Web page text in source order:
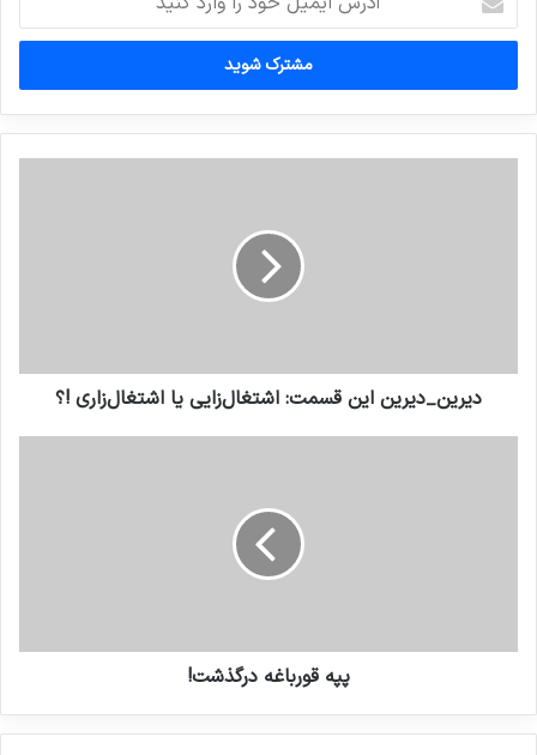
ایمیل
خود
وارد
کنید
دیرین_دیرین این قسمت: اشتغال‌زایی ‌یا اشتغال‌زاری !؟
پپه قورباغه درگذشت!